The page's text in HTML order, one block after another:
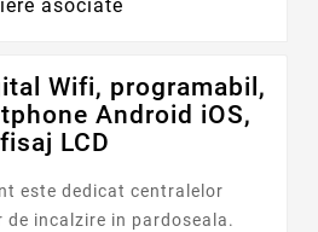
asociate
Wifi, programabil,
Android iOS,
LCD
este dedicat centralelor
de incalzire in pardoseala.